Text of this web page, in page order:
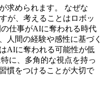
求められます。
なぜな
が、考えることはロボッ
の仕事がAIに奪われる時代
人間の経験や感性に基づく
AIに奪われる可能性が低
に、多角的な視点を持っ
慣をつけることが大切で